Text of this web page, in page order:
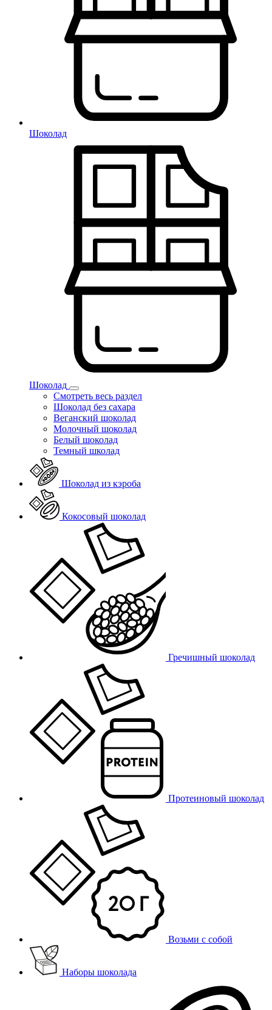
Шоколад
Шоколад
Смотреть весь раздел
Шоколад без сахара
Веганский шоколад
Молочный шоколад
Белый шоколад
Темный школад
Шоколад из кэроба
Кокосовый шоколад
Гречишный шоколад
Протеиновый шоколад
Возьми с собой
Наборы шоколада